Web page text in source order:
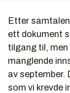
Etter
ett dokument
tilgang til, men
manglende
av september.
som vi krevde